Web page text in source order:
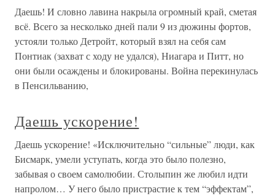
Даешь! И словно лавина накрыла огромный край, сметая
всё. Всего за несколько дней пали 9 из дюжины фортов,
устояли только Детройт, который взял на себя сам
Понтиак (захват с ходу не удался), Ниагара и Питт, но
они были осаждены и блокированы. Война перекинулась
в Пенсильванию,
Даешь ускорение!
Даешь ускорение! «Исключительно “сильные” люди, как
Бисмарк, умели уступать, когда это было полезно,
забывая о своем самолюбии. Столыпин же любил идти
напролом… У него было пристрастие к тем “эффектам”,